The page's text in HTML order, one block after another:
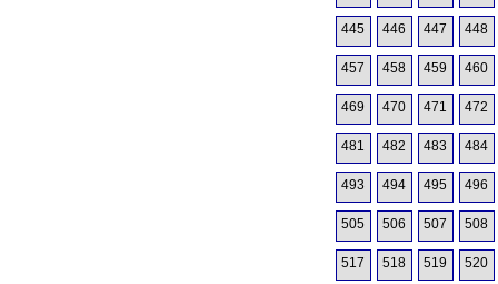
445 446 447 448
457 458 459 460
469 470 471 472
481 482 483 484
493 494 495 496
505 506 507 508
517 518 519 520